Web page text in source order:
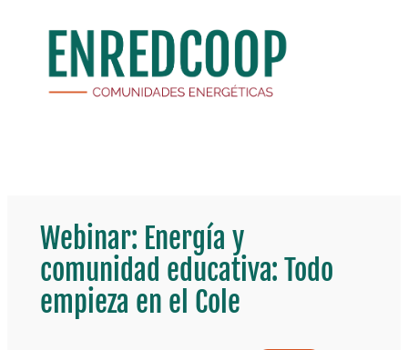
contenido
Webinar: Energía y
comunidad educativa: Todo
empieza en el Cole